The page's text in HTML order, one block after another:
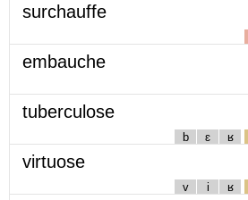
surchauffe
embauche
tuberculose
b ɛ ʁ
virtuose
v i ʁ